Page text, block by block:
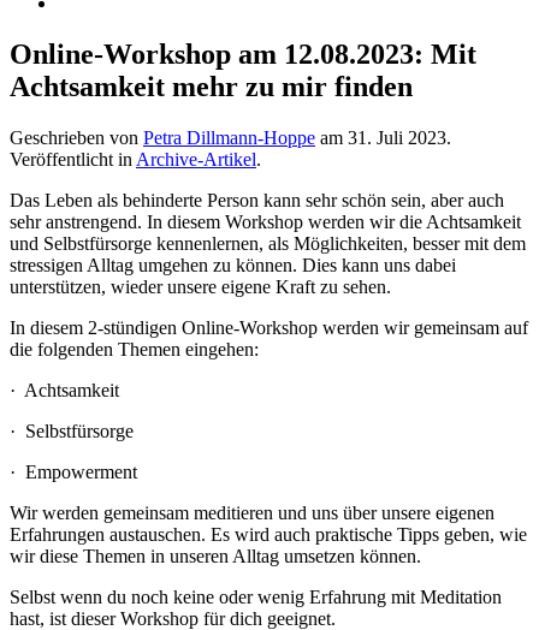
Online-Workshop am 12.08.2023: Mit
Achtsamkeit mehr zu mir finden
Geschrieben von Petra Dillmann-Hoppe am 31. Juli 2023.
Veröffentlicht in Archive-Artikel.
Das Leben als behinderte Person kann sehr schön sein, aber auch
sehr anstrengend. In diesem Workshop werden wir die Achtsamkeit
und Selbstfürsorge kennenlernen, als Möglichkeiten, besser mit dem
stressigen Alltag umgehen zu können. Dies kann uns dabei
unterstützen, wieder unsere eigene Kraft zu sehen.
In diesem 2-stündigen Online-Workshop werden wir gemeinsam auf
die folgenden Themen eingehen:
· Achtsamkeit
· Selbstfürsorge
· Empowerment
Wir werden gemeinsam meditieren und uns über unsere eigenen
Erfahrungen austauschen. Es wird auch praktische Tipps geben, wie
wir diese Themen in unseren Alltag umsetzen können.
Selbst wenn du noch keine oder wenig Erfahrung mit Meditation
hast, ist dieser Workshop für dich geeignet.